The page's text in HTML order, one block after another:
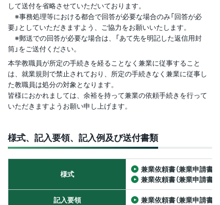
して送付を省略させていただいております。
※事務処理等における都合で回答が必要な場合のみ「回答が必
要」としていただきますよう、ご協力をお願いいたします。
※郵送での回答が必要な場合は、「あて先を明記した返信用封
筒」をご送付ください。
本学教職員が所定の手続きを経ることなく兼業に従事すること
は、就業規則で禁止されており、所定の手続きなく兼業に従事し
た教職員は処分の対象となります。
皆様におかれましては、余裕を持って兼業の依頼手続きを行って
いただきますようお願い申し上げます。
様式、記入要領、記入例及び送付書類
様式
兼業依頼書（兼業申請書
兼業依頼書（兼業申請書
記入要領 兼業依頼書（兼業申請書